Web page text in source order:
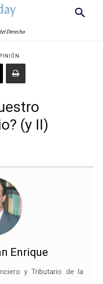
Derecho
(y II)
Enrique
y Tributario de la